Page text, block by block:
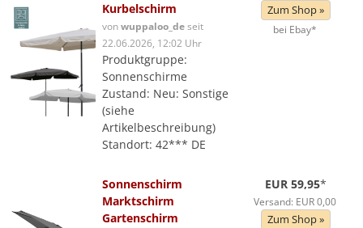
Kurbelschirm
vonwuppaloo_deseit
22.06.2026, 12:02 Uhr
Produktgruppe:
Sonnenschirme
Zustand: Neu: Sonstige
(siehe
Artikelbeschreibung)
Standort: 42*** DE
Zum Shop »
bei Ebay*
Sonnenschirm
Marktschirm
Gartenschirm
EUR 59,95*
Versand: EUR 0,00
Zum Shop »